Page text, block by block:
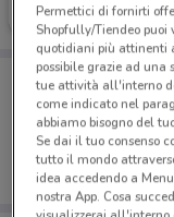
Scade il 31/08
Porta
Puoi
salvarle
dal tuo
Permettici di fornirti
Shopfully/Tiendeo puoi
quotidiani più attinenti
possibile grazie ad
tue attività all'interno
come indicato nel
abbiamo bisogno del
Se dai il tuo consenso
tutto il mondo
idea accedendo a
nostra App. Cosa